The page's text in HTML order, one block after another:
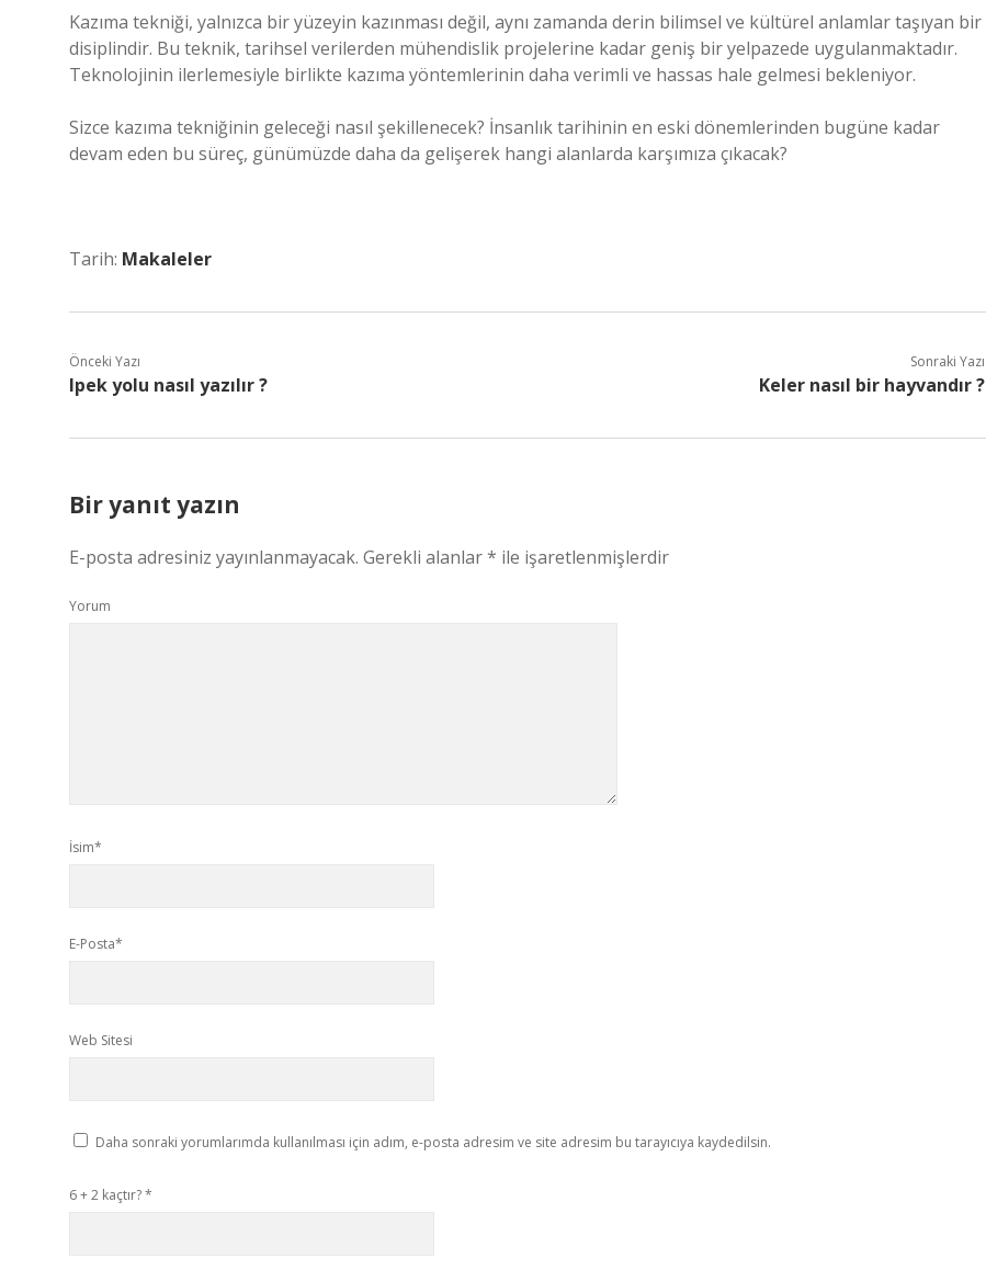
Kazıma tekniği, yalnızca bir yüzeyin kazınması değil, aynı zamanda derin bilimsel ve kültürel anlamlar taşıyan bir
disiplindir. Bu teknik, tarihsel verilerden mühendislik projelerine kadar geniş bir yelpazede uygulanmaktadır.
Teknolojinin ilerlemesiyle birlikte kazıma yöntemlerinin daha verimli ve hassas hale gelmesi bekleniyor.
Sizce kazıma tekniğinin geleceği nasıl şekillenecek? İnsanlık tarihinin en eski dönemlerinden bugüne kadar
devam eden bu süreç, günümüzde daha da gelişerek hangi alanlarda karşımıza çıkacak?
Tarih: Makaleler
Önceki Yazı
Ipek yolu nasıl yazılır ?
Sonraki Yazı
Keler nasıl bir hayvandır ?
Bir yanıt yazın
E-posta adresiniz yayınlanmayacak. Gerekli alanlar* ile işaretlenmişlerdir
Yorum
İsim*
E-Posta*
Web Sitesi
Daha sonraki yorumlarımda kullanılması için adım, e-posta adresim ve site adresim bu tarayıcıya kaydedilsin.
6 + 2 kaçtır?*